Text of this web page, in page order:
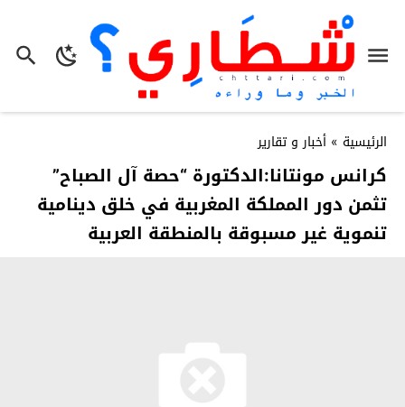
الرئيسية » أخبار و تقارير
كرانس مونتانا:الدكتورة “حصة آل الصباح”
تثمن دور المملكة المغربية في خلق دينامية
تنموية غير مسبوقة بالمنطقة العربية